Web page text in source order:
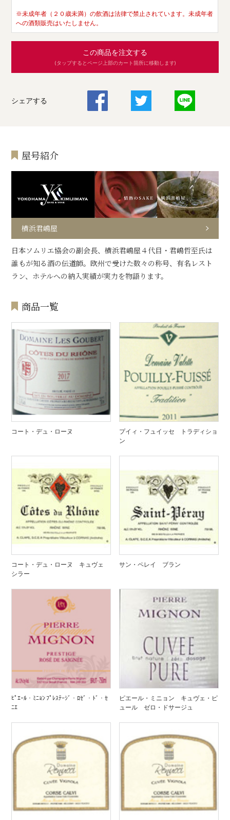
※未成年者（２０歳未満）の飲酒は法律で禁止されています。未成年者
への酒類販売はいたしません。
この商品を注文する
(タップするとページ上部のカート箇所に移動します)
シェアする
屋号紹介
横浜君嶋屋
日本ソムリエ協会の副会長、横浜君嶋屋４代目・君嶋哲至氏は
誰もが知る酒の伝道師。欧州で受けた数々の称号、有名レスト
ラン、ホテルへの納入実績が実力を物語ります。
商品一覧
コート・デュ・ローヌ
プイィ・フュイッセ トラディショ
ン
コート・デュ・ローヌ キュヴェ
シラー
サン・ペレイ ブラン
ﾋﾟｴｰﾙ・ﾐﾆｮﾝ ﾌﾟﾚｽﾃｰｼﾞ・ﾛｾﾞ・ﾄﾞ・ｾ
ﾆｴ
ピエール・ミニョン キュヴェ・ピ
ュール ゼロ・ドサージュ